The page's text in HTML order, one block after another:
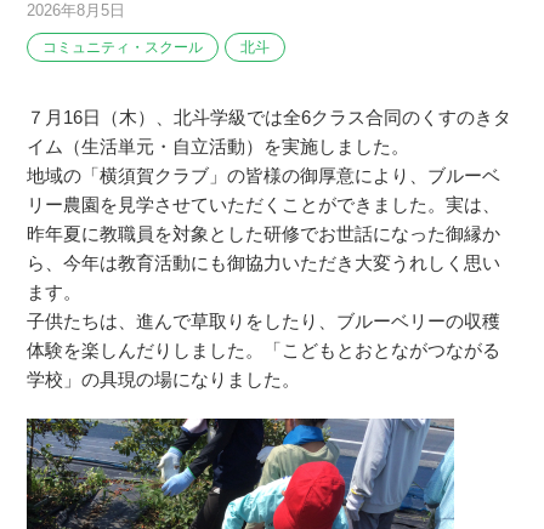
2026年8月5日
コミュニティ・スクール 北斗
７月16日（木）、北斗学級では全6クラス合同のくすのきタ
イム（生活単元・自立活動）を実施しました。
地域の「横須賀クラブ」の皆様の御厚意により、ブルーベ
リー農園を見学させていただくことができました。実は、
昨年夏に教職員を対象とした研修でお世話になった御縁か
ら、今年は教育活動にも御協力いただき大変うれしく思い
ます。
子供たちは、進んで草取りをしたり、ブルーベリーの収穫
体験を楽しんだりしました。「こどもとおとながつながる
学校」の具現の場になりました。